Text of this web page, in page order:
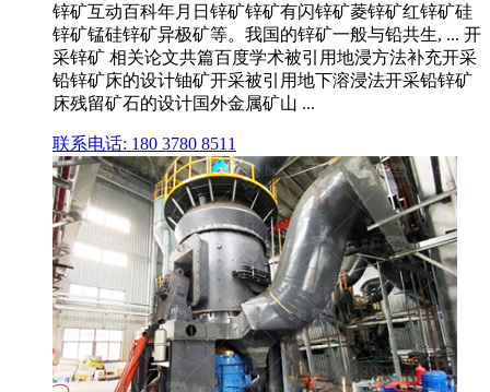
锌矿互动百科年月日锌矿锌矿有闪锌矿菱锌矿红锌矿硅
锌矿锰硅锌矿异极矿等。我国的锌矿一般与铅共生, ... 开
采锌矿 相关论文共篇百度学术被引用地浸方法补充开采
铅锌矿床的设计铀矿开采被引用地下溶浸法开采铅锌矿
床残留矿石的设计国外金属矿山 ...
联系电话: 180 3780 8511